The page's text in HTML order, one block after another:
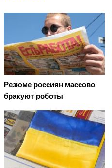
Резюме россиян массово
бракуют роботы